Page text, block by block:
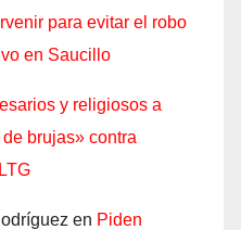
para evitar el robo
en Saucillo
y religiosos a
brujas» contra
en Piden